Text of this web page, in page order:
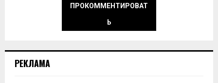
ПРОКОММЕНТИРОВАТ
Ь
РЕКЛАМА